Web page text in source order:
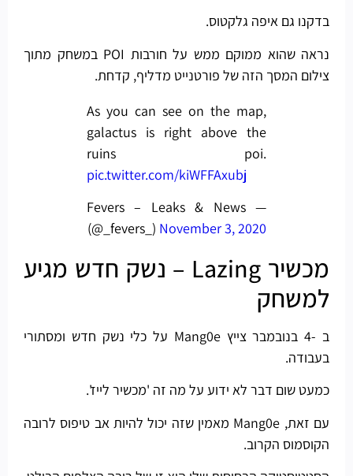
בדקנו גם איפה גלקטוס.
נראה שהוא ממוקם ממש על חורבות POI במשחק מתוך
צילום המסך הזה של פורטנייט מדליף, קדחת.
As you can see on the map,
galactus is right above the
ruins poi.
pic.twitter.com/kiWFFAxubj
— Fevers – Leaks & News
(@_fevers_) November 3, 2020
מכשיר Lazing – נשק חדש מגיע
למשחק
ב -4 בנובמבר צייץ Mang0e על כלי נשק חדש ומסתורי
בעבודה.
כמעט שום דבר לא ידוע על מה זה 'מכשיר לייז'.
עם זאת, Mang0e מאמין שזה יכול להיות אב טיפוס לרובה
הקוסמוס הקרוב.